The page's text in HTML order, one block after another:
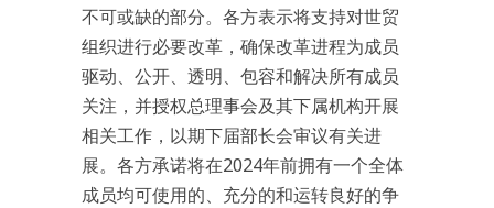
不可或缺的部分。各方表示将支持对世贸
组织进行必要改革，确保改革进程为成员
驱动、公开、透明、包容和解决所有成员
关注，并授权总理事会及其下属机构开展
相关工作，以期下届部长会审议有关进
展。各方承诺将在2024年前拥有一个全体
成员均可使用的、充分的和运转良好的争